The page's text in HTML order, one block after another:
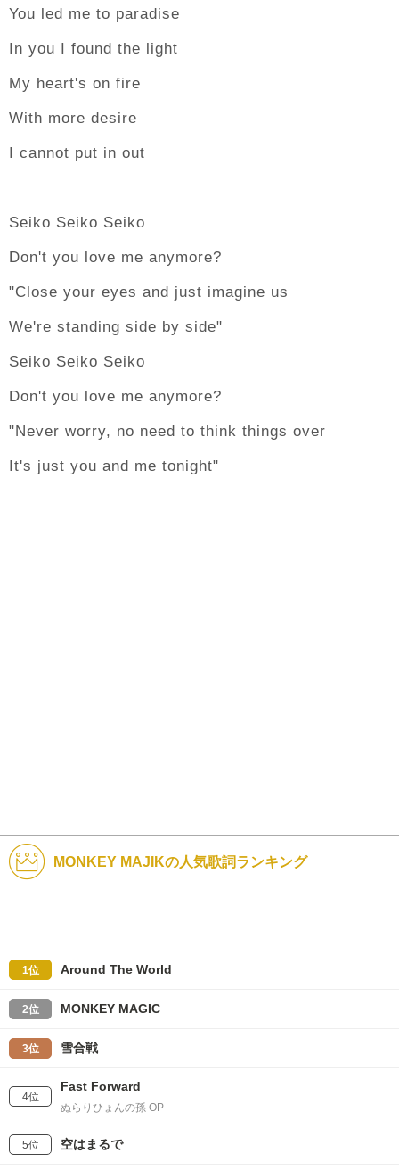
You led me to paradise
In you I found the light
My heart's on fire
With more desire
I cannot put in out
Seiko Seiko Seiko
Don't you love me anymore?
"Close your eyes and just imagine us
We're standing side by side"
Seiko Seiko Seiko
Don't you love me anymore?
"Never worry, no need to think things over
It's just you and me tonight"
MONKEY MAJIKの人気歌詞ランキング
1位 Around The World
2位 MONKEY MAGIC
3位 雪合戦
4位
Fast Forward
ぬらりひょんの孫 OP
5位 空はまるで